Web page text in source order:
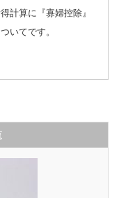
計算に『寡婦控除』
いてです。